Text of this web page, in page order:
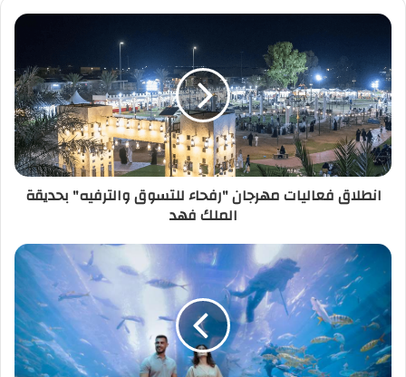
انطلاق فعاليات مهرجان "رفحاء للتسوق والترفيه" بحديقة
الملك فهد